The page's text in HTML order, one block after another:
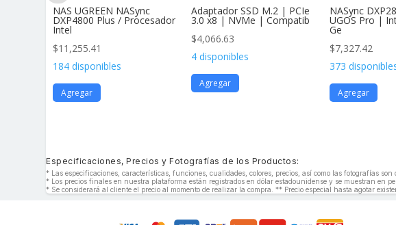
NAS UGREEN NASync
DXP4800 Plus / Procesador
Intel
$11,255.41
184 disponibles
Agregar
Adaptador SSD M.2 | PCIe
3.0 x8 | NVMe | Compatib
$4,066.63
4 disponibles
Agregar
NASync
UGOS Pro |
Ge
$7,327.42
373
Agregar
Especificaciones, Precios y Fotografías de los Productos:
* Las especificaciones, características, funciones, cualidades, colores, precios, así como las fotografías
* Los precios finales en nuestra plataforma están registrados en dólar estadounidense y se muestran en
* Se considerará al cliente el precio al momento de realizar la compra. ** Precio especial hasta agotar